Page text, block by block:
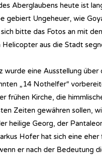
Aberglaubens heute ist
gebiert Ungeheuer, wie
bitte das Fotos an mit
Helicopter aus die Stadt
wurde eine Ausstellung über
„14 Nothelfer“
frühen Kirche, die
Zeiten gewähren sollen,
heilige Georg, der
Hofer hat sich eine
er nach der Bedeutung